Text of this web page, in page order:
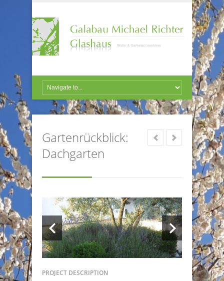
Gartenrückblick:
Dachgarten
PROJECT DESCRIPTION